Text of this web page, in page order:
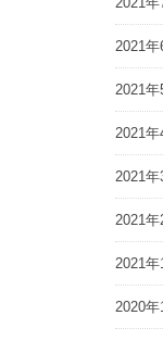
2021
2021
2021
2021
2021
2021
2020